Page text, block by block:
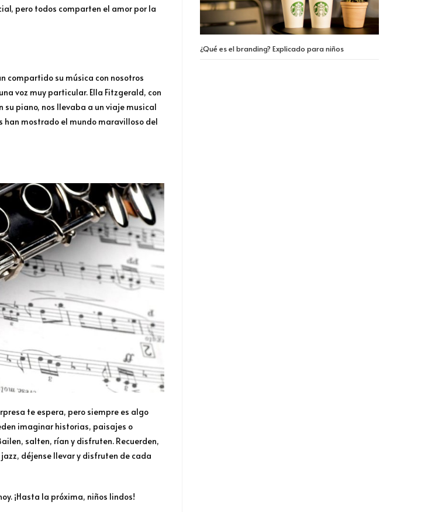
pero todos comparten el amor por la
compartido su música con nosotros
voz muy particular. Ella Fitzgerald, con
su piano, nos llevaba a un viaje musical
han mostrado el mundo maravilloso del
te espera, pero siempre es algo
imaginar historias, paisajes o
salten, rían y disfruten. Recuerden,
déjense llevar y disfruten de cada
¡Hasta la próxima, niños lindos!
¿Qué es el branding? Explicado para niños